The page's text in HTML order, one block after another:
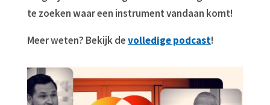
te zoeken waar een instrument vandaan komt!
Meer weten? Bekijk devolledige podcast!